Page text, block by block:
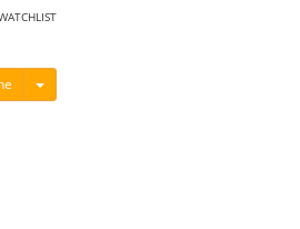
Menü ein-/ausblenden